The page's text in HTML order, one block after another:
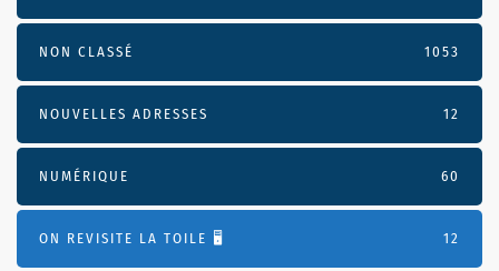
NON CLASSÉ 1053
NOUVELLES ADRESSES 12
NUMÉRIQUE 60
ON REVISITE LA TOILE 🖥️ 12